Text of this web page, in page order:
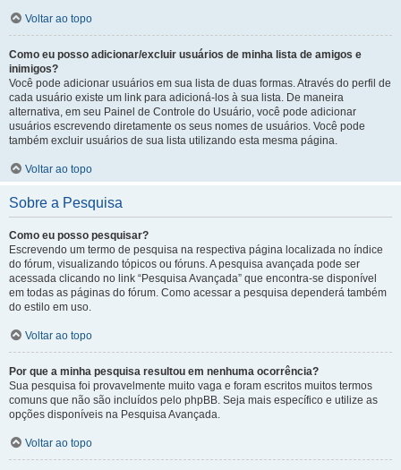
Voltar ao topo
Como eu posso adicionar/excluir usuários de minha lista de amigos e
inimigos?
Você pode adicionar usuários em sua lista de duas formas. Através do perfil de
cada usuário existe um link para adicioná-los à sua lista. De maneira
alternativa, em seu Painel de Controle do Usuário, você pode adicionar
usuários escrevendo diretamente os seus nomes de usuários. Você pode
também excluir usuários de sua lista utilizando esta mesma página.
Voltar ao topo
Sobre a Pesquisa
Como eu posso pesquisar?
Escrevendo um termo de pesquisa na respectiva página localizada no índice
do fórum, visualizando tópicos ou fóruns. A pesquisa avançada pode ser
acessada clicando no link “Pesquisa Avançada” que encontra-se disponível
em todas as páginas do fórum. Como acessar a pesquisa dependerá também
do estilo em uso.
Voltar ao topo
Por que a minha pesquisa resultou em nenhuma ocorrência?
Sua pesquisa foi provavelmente muito vaga e foram escritos muitos termos
comuns que não são incluídos pelo phpBB. Seja mais específico e utilize as
opções disponíveis na Pesquisa Avançada.
Voltar ao topo